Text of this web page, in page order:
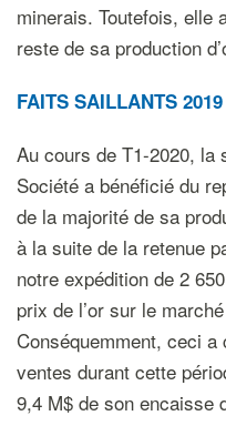
minerais. Toutefois, elle
reste de sa production
FAITS SAILLANTS 2019
Au cours de T1-2020, la
Société a bénéficié du
de la majorité de sa
à la suite de la retenue
notre expédition de 2
prix de l’or sur le
Conséquemment, ceci
ventes durant cette
9,4 M$ de son encaisse